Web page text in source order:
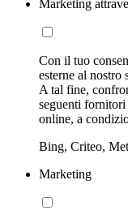
Marketing
Con il tuo
esterne al nostro
A tal fine,
seguenti
online, a
Bing, Criteo,
Marketing